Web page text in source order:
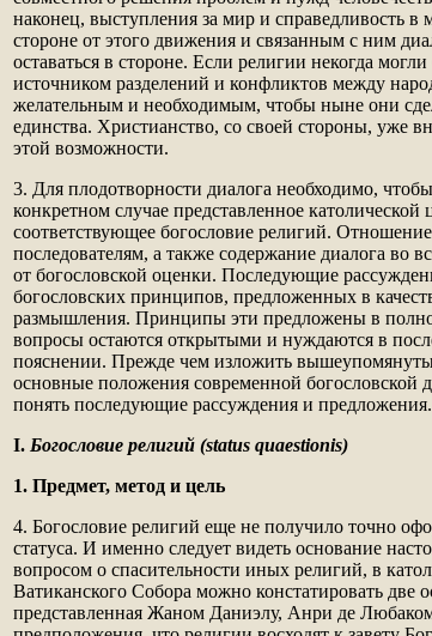
наконец, выступления за мир и справедливость в
стороне от этого движения и связанным с ним
оставаться в стороне. Если религии некогда
источником разделений и конфликтов между
желательным и необходимым, чтобы ныне они
единства. Христианство, со своей стороны, уже
этой возможности.
3. Для плодотворности диалога необходимо,
конкретном случае представленное
соответствующее богословие религий.
последователям, а также содержание диалога во
от богословской оценки. Последующие
богословских принципов, предложенных в
размышления. Принципы эти предложены в
вопросы остаются открытыми и нуждаются в
пояснении. Прежде чем изложить
основные положения современной богословской
понять последующие рассуждения и предложения.
I. Богословие религий (status quaestionis)
1. Предмет, метод и цель
4. Богословие религий еще не получило точно
статуса. И именно следует видеть основание
вопросом о спасительности иных религий, в
Ватиканского Собора можно констатировать
представленная Жаном Даниэлу, Анри де